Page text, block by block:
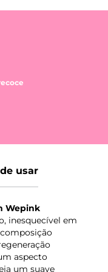
usar
Wepink
inesquecível em
aspecto
um suave